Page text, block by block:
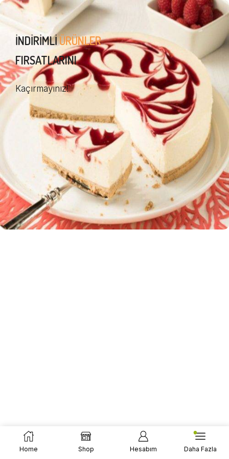
İNDIRIMLIÜRÜNLER
FIRSATLARINI
Kaçırmayınız!
Home Shop Hesabım Daha Fazla